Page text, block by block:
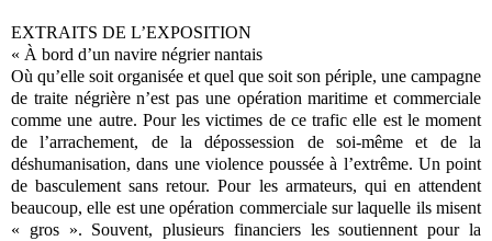
EXTRAITS DE L’EXPOSITION
« À bord d’un navire négrier nantais
Où qu’elle soit organisée et quel que soit son périple, une campagne
de traite négrière n’est pas une opération maritime et commerciale
comme une autre. Pour les victimes de ce trafic elle est le moment
de l’arrachement, de la dépossession de soi-même et de la
déshumanisation, dans une violence poussée à l’extrême. Un point
de basculement sans retour. Pour les armateurs, qui en attendent
beaucoup, elle est une opération commerciale sur laquelle ils misent
« gros ». Souvent, plusieurs financiers les soutiennent pour la